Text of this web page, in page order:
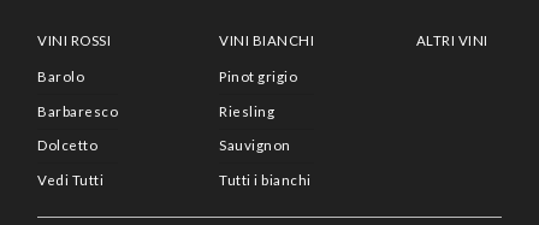
VINI ROSSI
Barolo
Barbaresco
Dolcetto
Vedi Tutti
VINI BIANCHI
Pinot grigio
Riesling
Sauvignon
Tutti i bianchi
ALTRI VINI